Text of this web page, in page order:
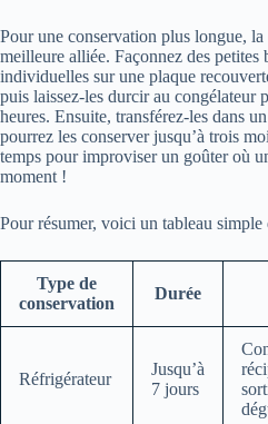
Pour une conservation plus longue,
meilleure alliée. Façonnez des petites
individuelles sur une plaque
puis laissez-les durcir au congélateur
heures. Ensuite, transférez-les dans
pourrez les conserver jusqu’à trois
temps pour improviser un goûter où
moment !
Pour résumer, voici un tableau simple
Type de
conservation
Durée
Réfrigérateur
Jusqu’à
7 jours